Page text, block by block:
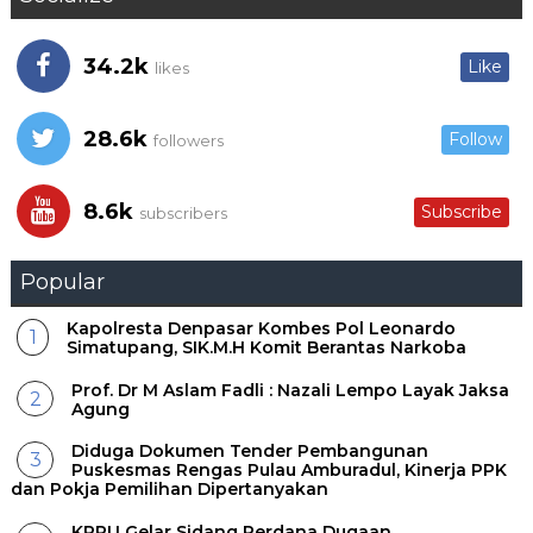
34.2k likes Like
28.6k followers Follow
8.6k subscribers Subscribe
Popular
Kapolresta Denpasar Kombes Pol Leonardo
Simatupang, SIK.M.H Komit Berantas Narkoba
Prof. Dr M Aslam Fadli : Nazali Lempo Layak Jaksa
Agung
Diduga Dokumen Tender Pembangunan
Puskesmas Rengas Pulau Amburadul, Kinerja PPK
dan Pokja Pemilihan Dipertanyakan